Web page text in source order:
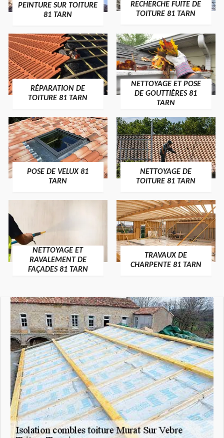
PEINTURE SUR TOITURE
81 TARN
RECHERCHE FUITE DE
TOITURE 81 TARN
RÉPARATION DE
TOITURE 81 TARN
NETTOYAGE ET POSE
DE GOUTTIÈRES 81
TARN
POSE DE VELUX 81
TARN
NETTOYAGE DE
TOITURE 81 TARN
NETTOYAGE ET
RAVALEMENT DE
FAÇADES 81 TARN
TRAVAUX DE
CHARPENTE 81 TARN